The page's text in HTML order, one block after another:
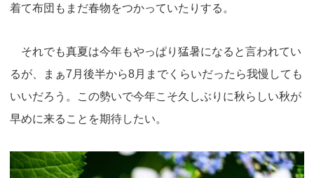
着て布団もまだ春物をつかっていたりする。
それでも真夏は今年もやっぱり猛暑になると言われてい
るが、まぁ7月後半から8月までくらいだったら我慢しても
いいだろう。この勢いで今年こそ久しぶりに秋らしい秋が
早めに来ることを期待したい。